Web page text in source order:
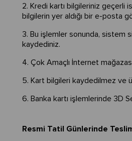
2. Kredi kartı bilgileriniz geçerli
bilgilerin yer aldığı bir e-posta
3. Bu işlemler sonunda, sistem
kaydediniz.
4. Çok Amaçlı İnternet
5. Kart bilgileri kaydedilmez ve
6. Banka kartı işlemlerinde 3D
Resmi Tatil Günlerinde